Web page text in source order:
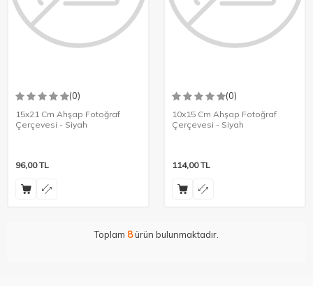
(0)
15x21 Cm Ahşap Fotoğraf
Çerçevesi - Siyah
96,00TL
(0)
10x15 Cm Ahşap Fotoğraf
Çerçevesi - Siyah
114,00TL
Toplam 8ürün bulunmaktadır.